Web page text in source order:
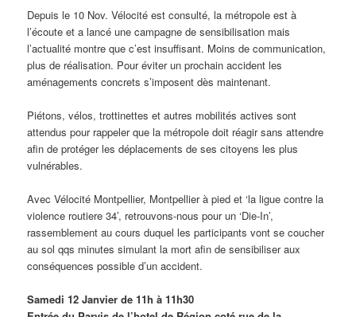
Depuis le 10 Nov. Vélocité est consulté, la métropole est à
l’écoute et a lancé une campagne de sensibilisation mais
l’actualité montre que c’est insuffisant. Moins de communication,
plus de réalisation. Pour éviter un prochain accident les
aménagements concrets s’imposent dès maintenant.
Piétons, vélos, trottinettes et autres mobilités actives sont
attendus pour rappeler que la métropole doit réagir sans attendre
afin de protéger les déplacements de ses citoyens les plus
vulnérables.
Avec Vélocité Montpellier, Montpellier à pied et ‘la ligue contre la
violence routiere 34’, retrouvons-nous pour un ‘Die-In’,
rassemblement au cours duquel les participants vont se coucher
au sol qqs minutes simulant la mort afin de sensibiliser aux
conséquences possible d’un accident.
Samedi 12 Janvier de 11h à 11h30